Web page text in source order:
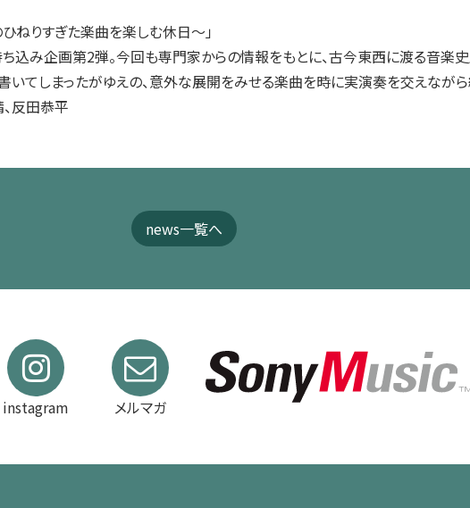
ねりすぎた楽曲を楽しむ休日～」
込み企画第2弾。今回も専門家からの情報をもとに、古今東西に渡る音楽
いてしまったがゆえの、意外な展開をみせる楽曲を時に実演奏を交えながら
反田恭平
news一覧へ
instagram メルマガ